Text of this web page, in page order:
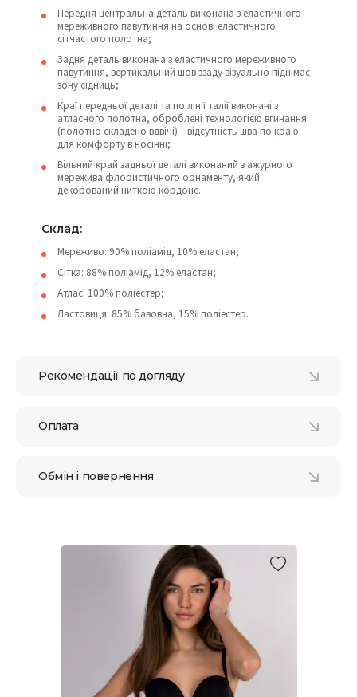
Передня центральна деталь виконана з еластичного
мереживного павутиння на основі еластичного
сітчастого полотна;
Задня деталь виконана з еластичного мереживного
павутиння, вертикальний шов ззаду візуально піднімає
зону сідниць;
Краї передньої деталі та по лінії талії виконані з
атласного полотна, оброблені технологією вгинання
(полотно складено вдвічі) – відсутність шва по краю
для комфорту в носінні;
Вільний край задньої деталі виконаний з ажурного
мережива флористичного орнаменту, який
декорований ниткою кордоне.
Склад:
Мереживо: 90% поліамід, 10% еластан;
Сітка: 88% поліамід, 12% еластан;
Атлас: 100% поліестер;
Ластовиця: 85% бавовна, 15% поліестер.
Рекомендації по догляду
Оплата
Обмін і повернення